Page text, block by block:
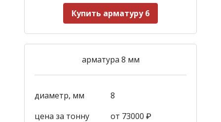
Купить арматуру 6
арматура 8 мм
диаметр, мм
8
цена за тонну
от 73000 ₽